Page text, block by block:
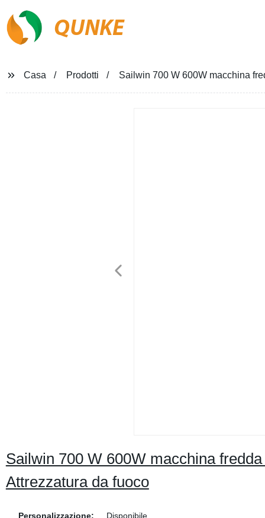
QUNKE
Casa Prodotti Sailwin 700 W 600W macchina
Sailwin 700 W 600W macchina
Attrezzatura da fuoco
Personalizzazione:
Disponibile